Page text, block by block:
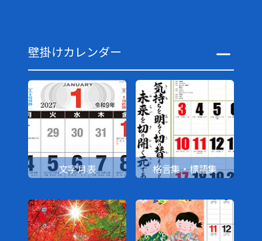
壁掛けカレンダー
文字月表 格言集・標語集